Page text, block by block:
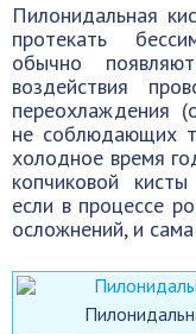
Пилонидальная
протекать
обычно
воздействия
переохлаждения
не соблюдающих
холодное время
копчиковой
если в процессе
осложнений, и